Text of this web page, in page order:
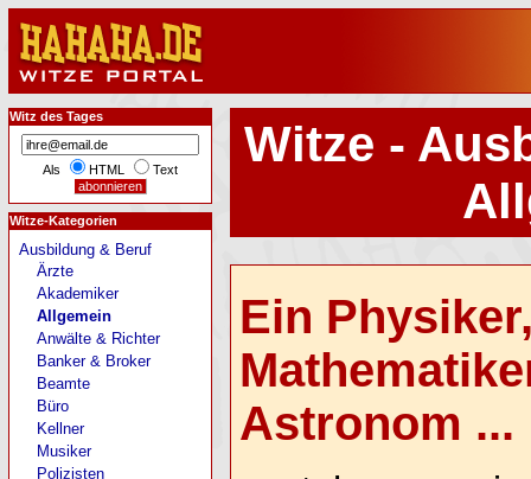
Witze -
Ein
Astronom ...
Witz des Tages
Als HTML Text
Witze-Kategorien
Ausbildung & Beruf
Ärzte
Akademiker
Allgemein
Anwälte & Richter
Banker & Broker
Beamte
Büro
Kellner
Musiker
Polizisten